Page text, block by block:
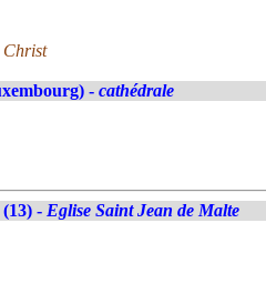
Christ
- cathédrale
- Eglise Saint Jean de Malte